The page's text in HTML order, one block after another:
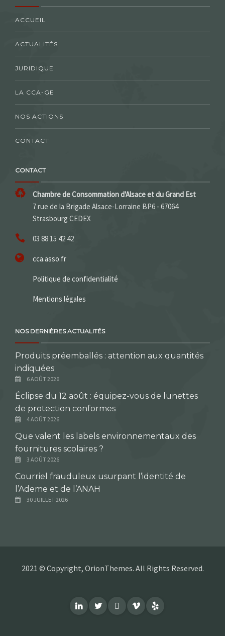
ACCUEIL
ACTUALITÉS
JURIDIQUE
LA CCA-GE
NOS ACTIONS
CONTACT
CONTACT
Chambre de Consommation d'Alsace et du Grand Est
7 rue de la Brigade Alsace-Lorraine BP6 - 67064
Strasbourg CEDEX
03 88 15 42 42
cca.asso.fr
Politique de confidentialité
Mentions légales
NOS DERNIÈRES ACTUALITÉS
Produits préemballés : attention aux quantités
indiquées
6 AOÛT 2026
Éclipse du 12 août : équipez-vous de lunettes
de protection conformes
4 AOÛT 2026
Que valent les labels environnementaux des
fournitures scolaires ?
3 AOÛT 2026
Courriel frauduleux usurpant l’identité de
l’Ademe et de l’ANAH
30 JUILLET 2026
2021 © Copyright, OrionThemes. All Rights Reserved.